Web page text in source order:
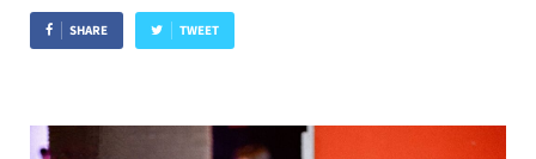
SHARE TWEET